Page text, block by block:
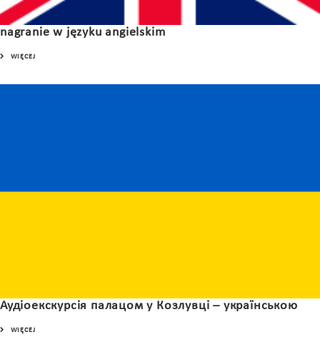
nagranie w języku angielskim
WIĘCEJ
Аудіоекскурсія палацом у Козлувці – українською
WIĘCEJ